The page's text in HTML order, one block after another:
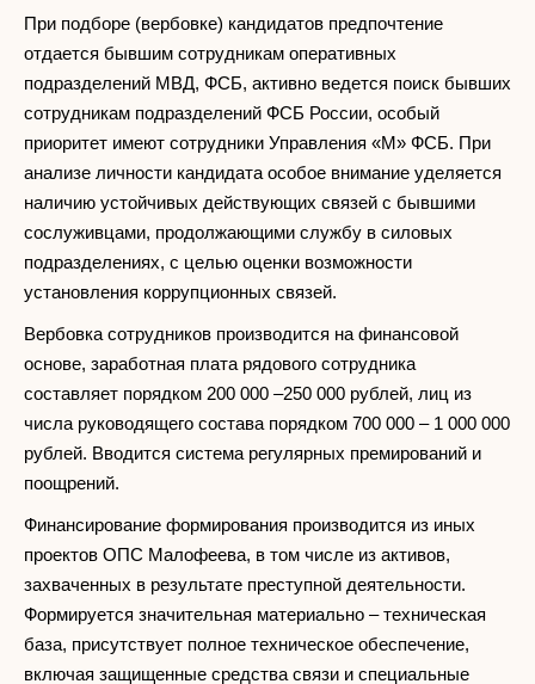
При подборе (вербовке) кандидатов предпочтение
отдается бывшим сотрудникам оперативных
подразделений МВД, ФСБ, активно ведется поиск бывших
сотрудникам подразделений ФСБ России, особый
приоритет имеют сотрудники Управления «М» ФСБ. При
анализе личности кандидата особое внимание уделяется
наличию устойчивых действующих связей с бывшими
сослуживцами, продолжающими службу в силовых
подразделениях, с целью оценки возможности
установления коррупционных связей.
Вербовка сотрудников производится на финансовой
основе, заработная плата рядового сотрудника
составляет порядком 200 000 –250 000 рублей, лиц из
числа руководящего состава порядком 700 000 – 1 000 000
рублей. Вводится система регулярных премирований и
поощрений.
Финансирование формирования производится из иных
проектов ОПС Малофеева, в том числе из активов,
захваченных в результате преступной деятельности.
Формируется значительная материально – техническая
база, присутствует полное техническое обеспечение,
включая защищенные средства связи и специальные